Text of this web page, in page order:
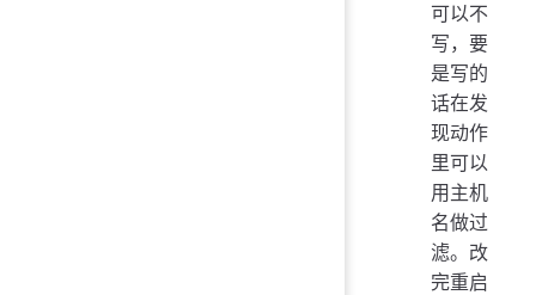
可以不
写，要
是写的
话在发
现动作
里可以
用主机
名做过
滤。改
完重启